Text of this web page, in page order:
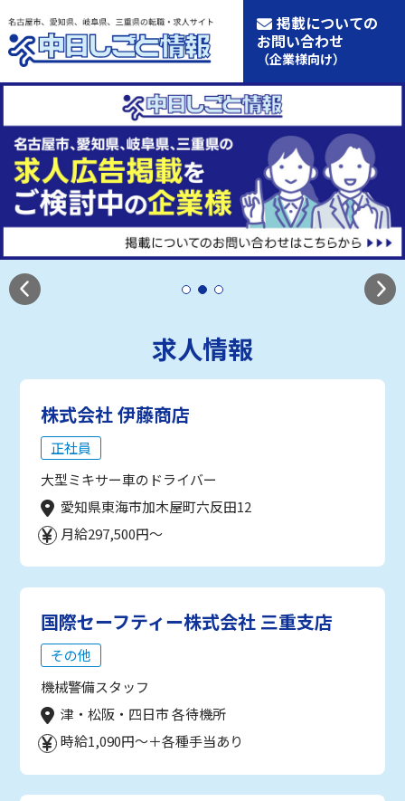
掲載についての
お問い合わせ
（企業様向け）
求人情報
株式会社 伊藤商店
正社員
大型ミキサー車のドライバー
愛知県東海市加木屋町六反田12
月給297,500円～
国際セーフティー株式会社 三重支店
その他
機械警備スタッフ
津・松阪・四日市 各待機所
時給1,090円～＋各種手当あり